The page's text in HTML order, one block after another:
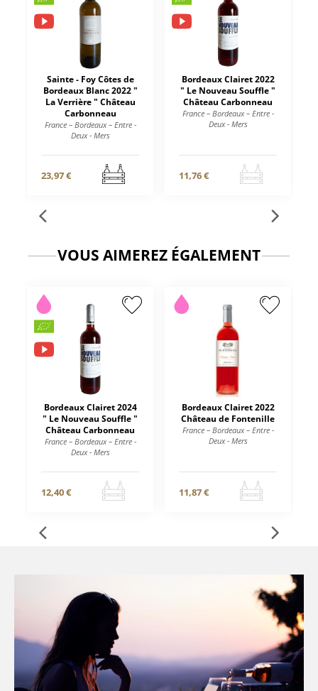
Sainte - Foy Côtes de
Bordeaux Blanc 2022 "
La Verrière " Château
Carbonneau
France – Bordeaux – Entre -
Deux - Mers
23,97 €
Bordeaux Clairet 2022
" Le Nouveau Souffle "
Château Carbonneau
France – Bordeaux – Entre -
Deux - Mers
11,76 €
VOUS AIMEREZ ÉGALEMENT
Bordeaux Clairet 2024
" Le Nouveau Souffle "
Château Carbonneau
France – Bordeaux – Entre -
Deux - Mers
12,40 €
Bordeaux Clairet 2022
Château de Fontenille
France – Bordeaux – Entre -
Deux - Mers
11,87 €